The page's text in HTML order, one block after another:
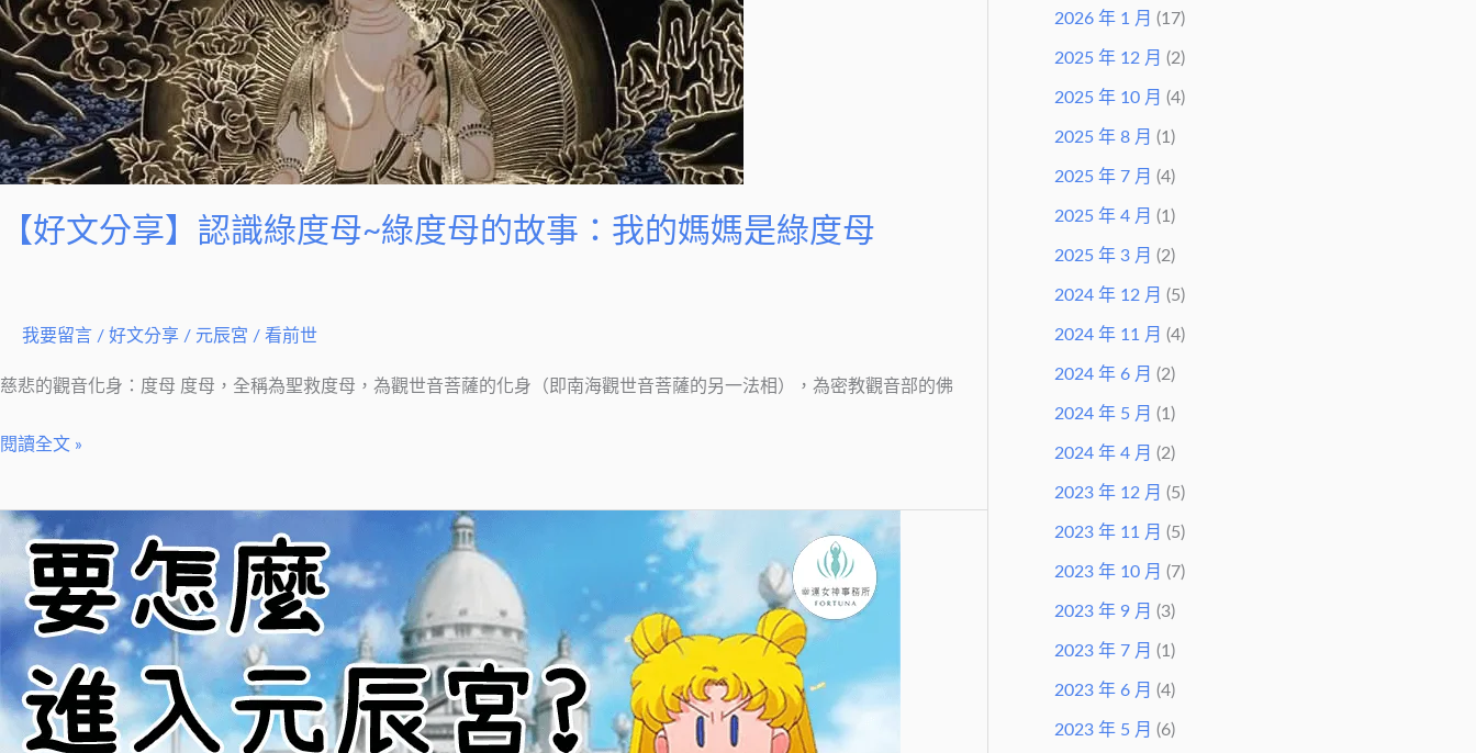
【好文分享】認識綠度母~綠度母的故事：我的媽媽是綠度母
我要留言 / 好文分享 / 元辰宮 / 看前世
慈悲的觀音化身：度母 度母，全稱為聖救度母，為觀世音菩薩的化身（即南海觀世音菩薩的另一法相），為密教觀音部的佛
綠
度
母
~
綠
度
媽
是
度
閱讀全文 »
【觀
辰
宮
問
答】
要
2026 年 1 月 (17)
2025 年 12 月 (2)
2025 年 10 月 (4)
2025 年 8 月 (1)
2025 年 7 月 (4)
2025 年 4 月 (1)
2025 年 3 月 (2)
2024 年 12 月 (5)
2024 年 11 月 (4)
2024 年 6 月 (2)
2024 年 5 月 (1)
2024 年 4 月 (2)
2023 年 12 月 (5)
2023 年 11 月 (5)
2023 年 10 月 (7)
2023 年 9 月 (3)
2023 年 7 月 (1)
2023 年 6 月 (4)
2023 年 5 月 (6)